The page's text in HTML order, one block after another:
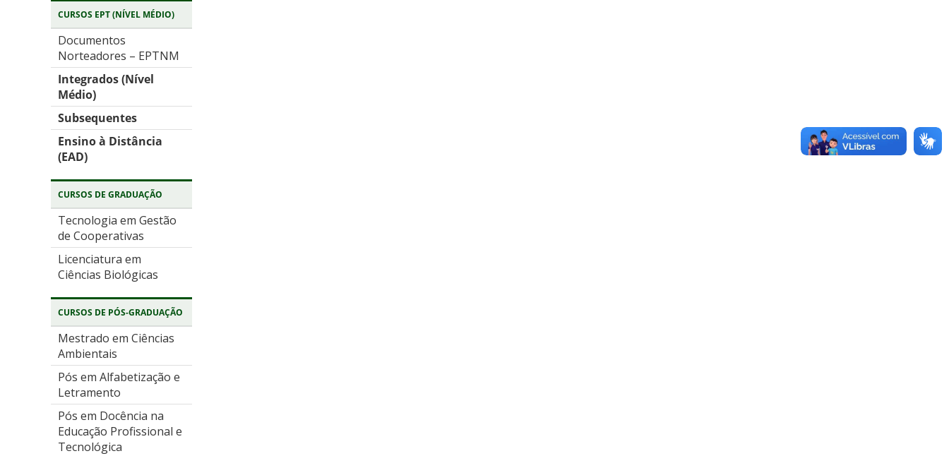
CURSOS EPT (NÍVEL MÉDIO)
Documentos
Norteadores – EPTNM
Integrados (Nível
Médio)
Subsequentes
Ensino à Distância
(EAD)
CURSOS DE GRADUAÇÃO
Tecnologia em Gestão
de Cooperativas
Licenciatura em
Ciências Biológicas
CURSOS DE PÓS-GRADUAÇÃO
Mestrado em Ciências
Ambientais
Pós em Alfabetização e
Letramento
Pós em Docência na
Educação Profissional e
Tecnológica